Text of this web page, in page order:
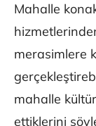
Mahalle
merasimlere
mahalle
ettiklerini